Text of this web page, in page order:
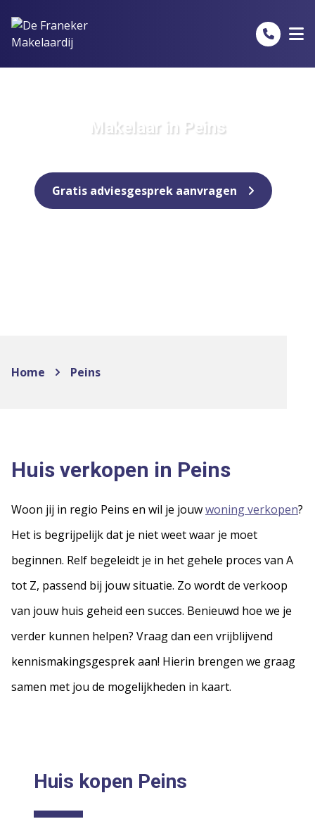
Makelaar in Peins
Gratis adviesgesprek aanvragen
Home Peins
Huis verkopen in Peins
Woon jij in regio Peins en wil je jouwwoning verkopen?
Het is begrijpelijk dat je niet weet waar je moet
beginnen. Relf begeleidt je in het gehele proces van A
tot Z, passend bij jouw situatie. Zo wordt de verkoop
van jouw huis geheid een succes. Benieuwd hoe we je
verder kunnen helpen? Vraag dan een vrijblijvend
kennismakingsgesprek aan! Hierin brengen we graag
samen met jou de mogelijkheden in kaart.
Huis kopen Peins